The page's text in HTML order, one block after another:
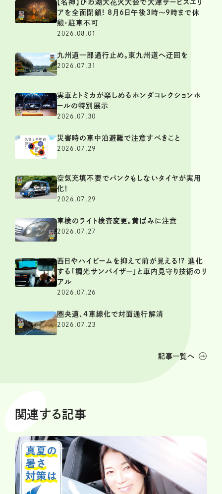
【名神】びわ湖大花火大会で大津サービスエリ
アを全面閉鎖! 8月6日午後3時～9時まで休
憩・駐車不可
2026.08.01
九州道一部通行止め。東九州道へ迂回を
2026.07.31
実車とトミカが楽しめるホンダコレクションホ
ールの特別展示
2026.07.30
災害時の車中泊避難で注意すべきこと
2026.07.29
空気充填不要でパンクもしないタイヤが実用
化！
2026.07.29
車検のライト検査変更。黄ばみに注意
2026.07.27
西日やハイビームを抑えて前が見える!? 進化
する「調光サンバイザー」と車内見守り技術のリ
アル
2026.07.26
圏央道、4車線化で対面通行解消
2026.07.23
記事一覧へ
関連する記事